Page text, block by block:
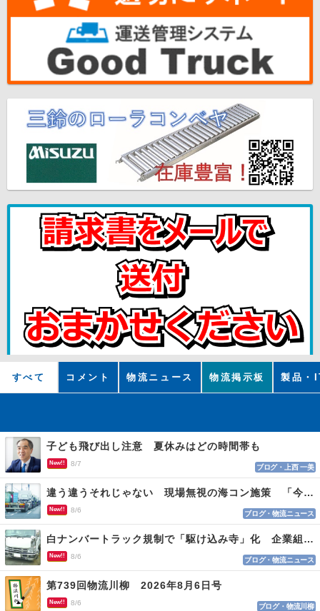
すべて コメント 物流ニュース 物流掲示板 製品・
子ども飛び出し注意 夏休みはどの時間帯も
New!! 8/7 ブログ・上西 一美
違う違うそれじゃない 現場無視の海コン施策 「今でも平均２～３時間は待つ」
New!! 8/6 ブログ・物流ニュース
白ナンバートラック規制で「駆け込み寺」化 企業組合が入会基準を見直しへ
New!! 8/6 ブログ・物流ニュース
第739回物流川柳 2026年8月6日号
New!! 8/6 ブログ・物流川柳